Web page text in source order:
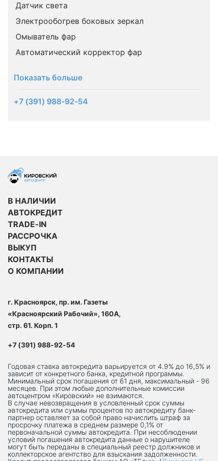
Датчик света
Электрообогрев боковых зеркал
Омыватель фар
Автоматический корректор фар
Показать больше
+7 (391) 988-92-54
В НАЛИЧИИ
АВТОКРЕДИТ
TRADE-IN
РАССРОЧКА
ВЫКУП
КОНТАКТЫ
О КОМПАНИИ
г. Красноярск, пр. им. Газеты
«Красноярский Рабочий», 160А,
стр. 61. Корп. 1
+7 (391) 988-92-54
Годовая ставка автокредита варьируется от 4.9% до 16,5% и
зависит от конкретного банка, кредитной программы.
Минимальный срок погашения от 61 дня, максимальный - 96
месяцев. При этом любые дополнительные комиссии
автоцентром «Кировский» не взимаются.
В случае невозвращения в условленный срок суммы
автокредита или суммы процентов по автокредиту банк-
партнер оставляет за собой право начислить штраф за
просрочку платежа в среднем размере 0,1% от
первоначальной суммы автокредита. При несоблюдении
условий погашения автокредита данные о нарушителе
могут быть переданы в специальный реестр должников и
коллекторское агентство для взыскания задолженности.